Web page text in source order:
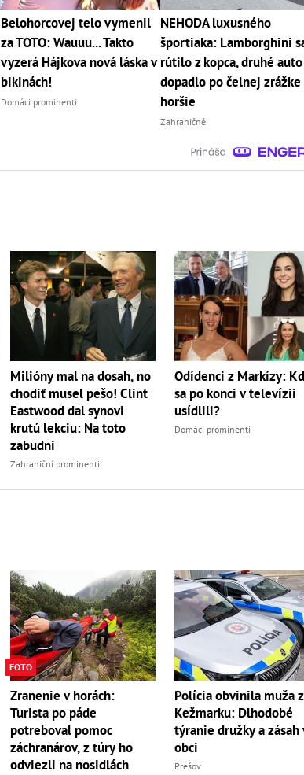
Belohorcovej telo vymenil
za TOTO: Wauuu... Takto
vyzerá Hájkova nová láska v
bikinách!
Domáci prominenti
NEHODA luxusného
športiaka: Lamborghini
rútilo z kopca, druhé auto
dopadlo po čelnej zrážke
horšie
Zahraničné
Milióny mal na dosah, no
chodiť musel pešo! Clint
Eastwood dal synovi
krutú lekciu: Na toto
zabudni
Zahraniční prominenti
Odídenci z Markízy:
sa po konci v televízii
usídlili?
Domáci prominenti
FOTO
Zranenie v horách:
Turista po páde
potreboval pomoc
záchranárov, z túry ho
odviezli na nosidlách
Polícia obvinila muža z
Kežmarku: Dlhodobé
týranie družky a zásah
obci
Prešov